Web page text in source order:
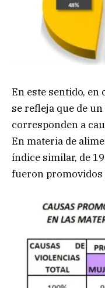
En este sentido, en
se refleja que de
corresponden a
En materia de
índice similar, de
fueron promovidos